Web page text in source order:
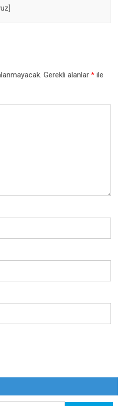
Gerekli alanlar * ile